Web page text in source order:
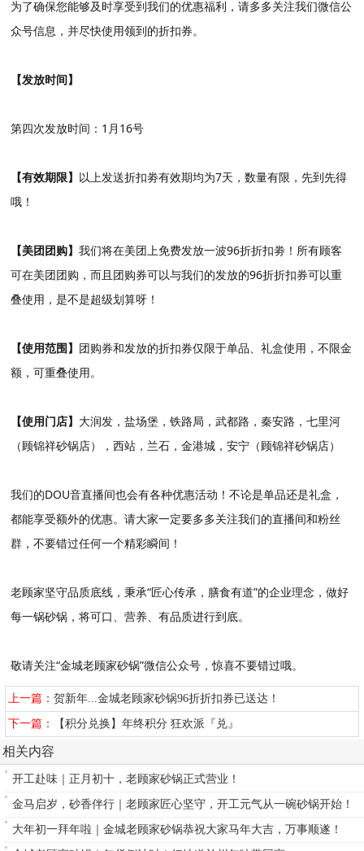
为了确保您能够及时享受到我们的优惠福利，请多多关注我们微信公
众号信息，并尽快使用领到的折扣券。
【发放时间】
第四次发放时间：1月16号
【有效期限】 以上发送折扣劵有效期均为7天，数量有限，先到先得
哦！
【美团团购】我们将在美团上免费发放一波96折折扣劵！所有顾客
可在美团团购，而且团购券可以与我们的发放的96折折扣券可以重
叠使用，是不是超级划算呀！
【使用范围】 团购券和发放的折扣券仅限于单品、礼盒使用，不限金
额，可重叠使用。
【使用门店】 大润发，盐场堡，铁路局，武都路，秦安路，七里河
（顾锦祥砂锅店），西站，兰石，金港城，安宁（顾锦祥砂锅店）
我们的DOU音直播间也会有各种优惠活动！不论是单品还是礼盒，
都能享受额外的优惠。请大家一定要多多关注我们的直播间和粉丝
群，不要错过任何一个精彩瞬间！
老顾家坚守品质底线，秉承“匠心传承，膳食有道”的企业理念，做好
每一锅砂锅，将可口、营养、有品质进行到底。
敬请关注“金城老顾家砂锅”微信公众号，惊喜不要错过哦。
上一篇：贺新年...金城老顾家砂锅96折折扣券已送达！
下一篇： 【积分兑换】年终积分 狂欢派『兑』
相关内容
开工赴味｜正月初十，老顾家砂锅正式营业！
金马启岁，砂香伴行｜老顾家匠心坚守，开工元气从一碗砂锅开始！
大年初一拜年啦｜金城老顾家砂锅恭祝大家马年大吉，万事顺遂！